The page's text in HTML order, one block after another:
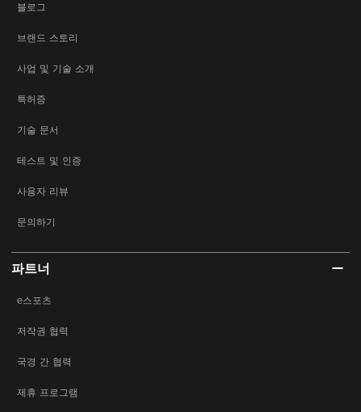
블로그
브랜드 스토리
사업 및 기술 소개
특허증
기술 문서
테스트 및 인증
사용자 리뷰
문의하기
파트너
e스포츠
저작권 협력
국경 간 협력
제휴 프로그램